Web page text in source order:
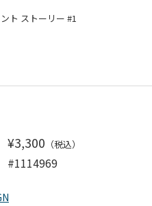
ト ストーリー #1
¥3,300 （税込）
#1114969